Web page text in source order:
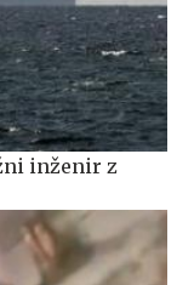
inženir z